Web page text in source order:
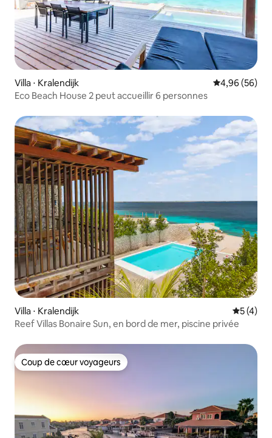
Villa ⋅ Kralendijk Évaluation
4,96 (56)
Eco Beach House 2 peut accueillir 6 personnes
Villa ⋅ Kralendijk
5 (4)
Reef Villas Bonaire Sun, en bord de mer, piscine privée
Coup de cœur voyageurs
Coup de cœur voyageurs